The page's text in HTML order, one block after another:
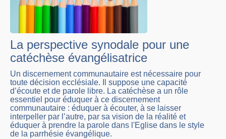
La perspective synodale pour une
catéchèse évangélisatrice
Un discernement communautaire est nécessaire pour
toute décision ecclésiale. Il suppose une capacité
d’écoute et de parole libre. La catéchèse a un rôle
essentiel pour éduquer à ce discernement
communautaire : éduquer à écouter, à se laisser
interpeller par l’autre, par sa vision de la réalité et
éduquer à prendre la parole dans l'Eglise dans le style
de la parrhésie évangélique.